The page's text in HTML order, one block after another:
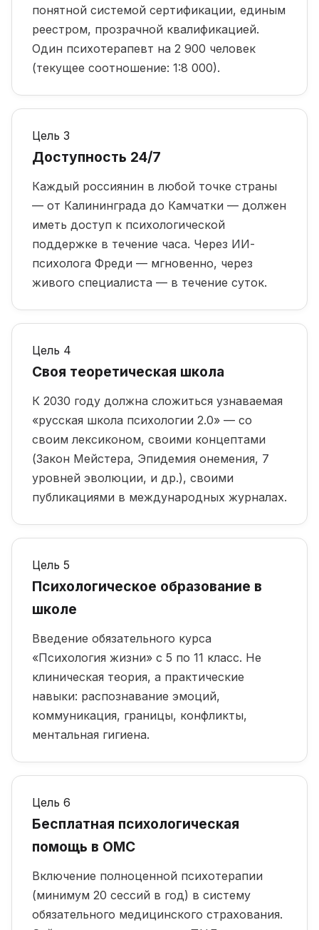
понятной системой сертификации, единым
реестром, прозрачной квалификацией.
Один психотерапевт на 2 900 человек
(текущее соотношение: 1:8 000).
Цель 3
Доступность 24/7
Каждый россиянин в любой точке страны
— от Калининграда до Камчатки — должен
иметь доступ к психологической
поддержке в течение часа. Через ИИ-
психолога Фреди — мгновенно, через
живого специалиста — в течение суток.
Цель 4
Своя теоретическая школа
К 2030 году должна сложиться узнаваемая
«русская школа психологии 2.0» — со
своим лексиконом, своими концептами
(Закон Мейстера, Эпидемия онемения, 7
уровней эволюции, и др.), своими
публикациями в международных журналах.
Цель 5
Психологическое образование в
школе
Введение обязательного курса
«Психология жизни» с 5 по 11 класс. Не
клиническая теория, а практические
навыки: распознавание эмоций,
коммуникация, границы, конфликты,
ментальная гигиена.
Цель 6
Бесплатная психологическая
помощь в ОМС
Включение полноценной психотерапии
(минимум 20 сессий в год) в систему
обязательного медицинского страхования.